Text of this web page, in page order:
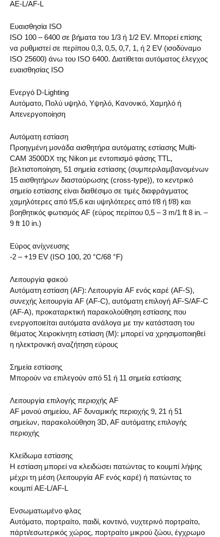
AE-L/AF-L
Ευαισθησία ISO
ISO 100 – 6400 σε βήματα του 1/3 ή 1/2 EV. Μπορεί επίσης
να ρυθμιστεί σε περίπου 0,3, 0,5, 0,7, 1, ή 2 EV (ισοδύναμο
ISO 25600) άνω του ISO 6400. Διατίθεται αυτόματος έλεγχος
ευαισθησίας ISO
Ενεργό D-Lighting
Αυτόματο, Πολύ υψηλό, Υψηλό, Κανονικό, Χαμηλό ή
Απενεργοποίηση
Αυτόματη εστίαση
Προηγμένη μονάδα αισθητήρα αυτόματης εστίασης Multi-
CAM 3500DX της Nikon με εντοπισμό φάσης TTL,
βελτιστοποίηση, 51 σημεία εστίασης (συμπεριλαμβανομένων
15 αισθητήρων διασταύρωσης (cross-type)), το κεντρικό
σημείο εστίασης είναι διαθέσιμο σε τιμές διαφράγματος
χαμηλότερες από f/5,6 και υψηλότερες από f/8 ή f/8) και
βοηθητικός φωτισμός AF (εύρος περίπου 0,5 – 3 m/1 ft 8 in. –
9 ft 10 in.)
Εύρος ανίχνευσης
-2 – +19 EV (ISO 100, 20 °C/68 °F)
Λειτουργία φακού
Αυτόματη εστίαση (AF): Λειτουργία AF ενός καρέ (AF-S),
συνεχής λειτουργία AF (AF-C), αυτόματη επιλογή AF-S/AF-C
(AF-A), προκαταρκτική παρακολούθηση εστίασης που
ενεργοποιείται αυτόματα ανάλογα με την κατάσταση του
θέματος Χειροκίνητη εστίαση (M): μπορεί να χρησιμοποιηθεί
η ηλεκτρονική αναζήτηση εύρους
Σημεία εστίασης
Μπορούν να επιλεγούν από 51 ή 11 σημεία εστίασης
Λειτουργία επιλογής περιοχής AF
AF μονού σημείου, AF δυναμικής περιοχής 9, 21 ή 51
σημείων, παρακολούθηση 3D, AF αυτόματης επιλογής
περιοχής
Κλείδωμα εστίασης
Η εστίαση μπορεί να κλειδώσει πατώντας το κουμπί λήψης
μέχρι τη μέση (λειτουργία AF ενός καρέ) ή πατώντας το
κουμπί AE-L/AF-L
Ενσωματωμένο φλας
Αυτόματο, πορτραίτο, παιδί, κοντινό, νυχτερινό πορτραίτο,
πάρτι/εσωτερικός χώρος, πορτραίτο μικρού ζώου, έγχρωμο